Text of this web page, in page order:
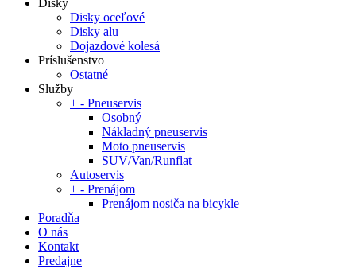
Disky
Disky oceľové
Disky alu
Dojazdové kolesá
Príslušenstvo
Ostatné
Služby
+ - Pneuservis
Osobný
Nákladný pneuservis
Moto pneuservis
SUV/Van/Runflat
Autoservis
+ - Prenájom
Prenájom nosiča na bicykle
Poradňa
O nás
Kontakt
Predajne